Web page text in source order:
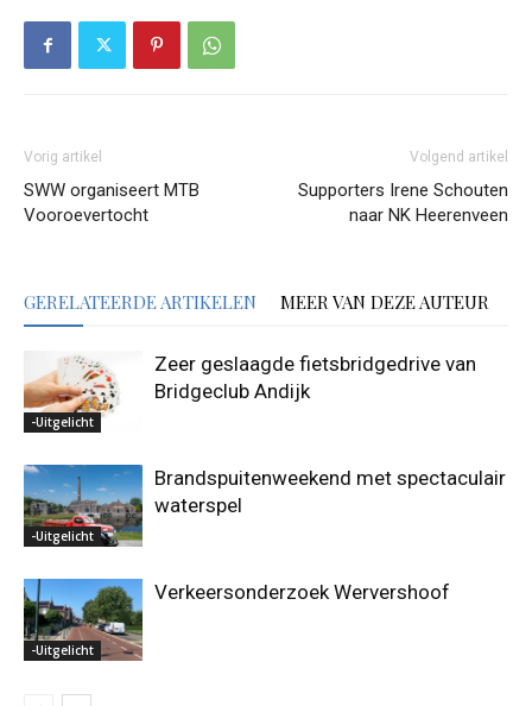
Vorig artikel
SWW organiseert MTB
Vooroevertocht
Volgend artikel
Supporters Irene Schouten
naar NK Heerenveen
GERELATEERDE ARTIKELEN MEER VAN DEZE AUTEUR
-Uitgelicht
Zeer geslaagde fietsbridgedrive van
Bridgeclub Andijk
-Uitgelicht
Brandspuitenweekend met spectaculair
waterspel
-Uitgelicht
Verkeersonderzoek Wervershoof